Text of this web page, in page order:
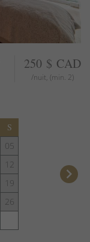
250 $ CAD
/nuit, (min. 2)
S
05
12
19
26
keyboard_arrow_right